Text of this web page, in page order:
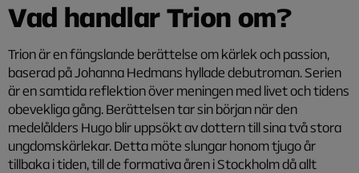
Vad handlar Trion om?
Trion är en fängslande berättelse om kärlek och passion,
baserad på Johanna Hedmans hyllade debutroman. Serien
är en samtida reflektion över meningen med livet och tidens
obevekliga gång. Berättelsen tar sin början när den
medelålders Hugo blir uppsökt av dottern till sina två stora
ungdomskärlekar. Detta möte slungar honom tjugo år
tillbaka i tiden, till de formativa åren i Stockholm då allt